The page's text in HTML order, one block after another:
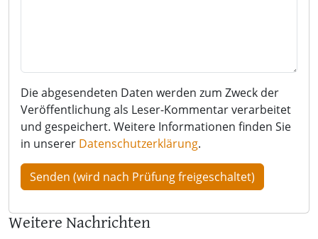
Die abgesendeten Daten werden zum Zweck der
Veröffentlichung als Leser-Kommentar verarbeitet
und gespeichert. Weitere Informationen finden Sie
in unserer Datenschutzerklärung.
Weitere Nachrichten